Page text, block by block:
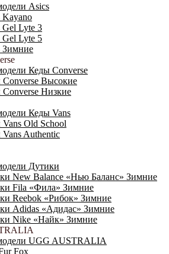
Asics
Kayano
Gel Lyte 3
Gel Lyte 5
Зимние
Кеды Converse
Высокие
Низкие
Кеды Vans
Old School
Authentic
Дутики
New Balance «Нью Баланс» Зимние
Fila «Фила» Зимние
Reebok «Рибок» Зимние
Adidas «Адидас» Зимние
Nike «Найк» Зимние
UGG AUSTRALIA
Fox